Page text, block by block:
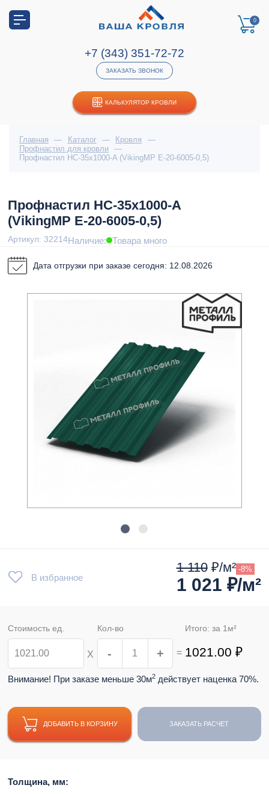
КАЛЬКУЛЯТОР КРОВЛИ
0
+7 (343) 351-72-72
ЗАКАЗАТЬ ЗВОНОК
Главная — Каталог — Кровля
—
Профнастил для кровли
—
Профнастил НС-35x1000-A (VikingMP E-20-6005-0,5)
Профнастил НС-35x1000-A
(VikingMP E-20-6005-0,5)
Артикул: 32214Наличие: Товара много
Дата отгрузки при заказе сегодня: 12.08.2026
В избранное
1 110₽/м² -8%
1 021 ₽/м²
Стоимость ед.
Х
Кол-во
- + =
Итого: за 1 м²
1021.00 ₽
Внимание! При заказе меньше 30м2 действует наценка 70%.
ДОБАВИТЬ В КОРЗИНУ ЗАКАЗАТЬ РАСЧЕТ
Толщина, мм: